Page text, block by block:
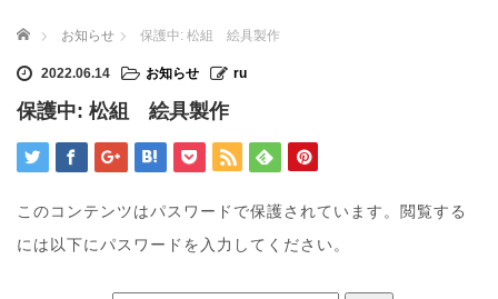
n
ホーム お知らせ 保護中: 松組 絵具製作
2022.06.14 お知らせ ru
保護中: 松組 絵具製作
このコンテンツはパスワードで保護されています。閲覧する
には以下にパスワードを入力してください。